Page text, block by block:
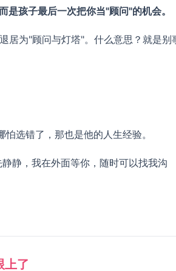
是孩子最后一次把你当"顾问"的机会。
居为"顾问与灯塔"。什么意思？就是别
选错了，那也是他的人生经验。
静，我在外面等你，随时可以找我沟
上了